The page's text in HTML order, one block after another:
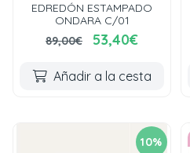
EDREDÓN ESTAMPADO
ONDARA C/01
89,00€
53,40€
Añadir a la cesta
10%